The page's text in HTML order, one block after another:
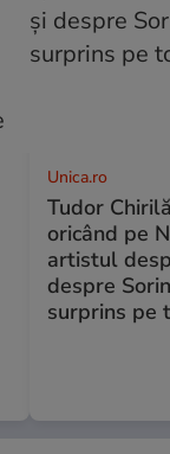
Unica.ro
Tudor
oricând pe
artistul
despre
surprins pe